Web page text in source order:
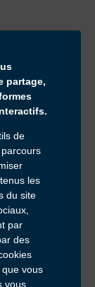
partage,
de
les
du site
par
des
que vous
vous